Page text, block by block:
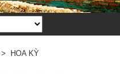
> HOA KỲ